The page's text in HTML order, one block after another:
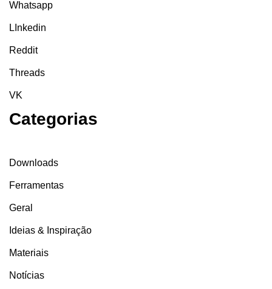
Whatsapp
LInkedin
Reddit
Threads
VK
Categorias
Downloads
Ferramentas
Geral
Ideias & Inspiração
Materiais
Notícias